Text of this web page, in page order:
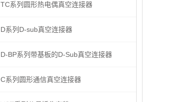
TC系列圆形热电偶真空连接器
D系列D-sub真空连接器
D-BP系列带基板的D-Sub真空连接器
C系列圆形通信真空连接器